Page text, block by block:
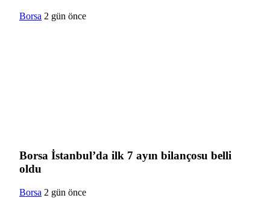
Borsa 2 gün önce
Borsa İstanbul’da ilk 7 ayın bilançosu belli
oldu
Borsa 2 gün önce